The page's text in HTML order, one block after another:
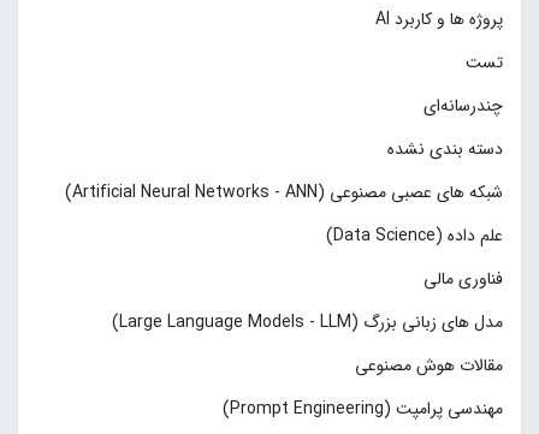
پروژه ها و کاربرد AI
تست
چند‌‌رسانه‌ای
دسته بندی نشده
شبکه های عصبی مصنوعی (Artificial Neural Networks - ANN)
علم داده (Data Science)
فناوری مالی
مدل های زبانی بزرگ (Large Language Models - LLM)
مقالات هوش مصنوعی
مهندسی پرامپت (Prompt Engineering)